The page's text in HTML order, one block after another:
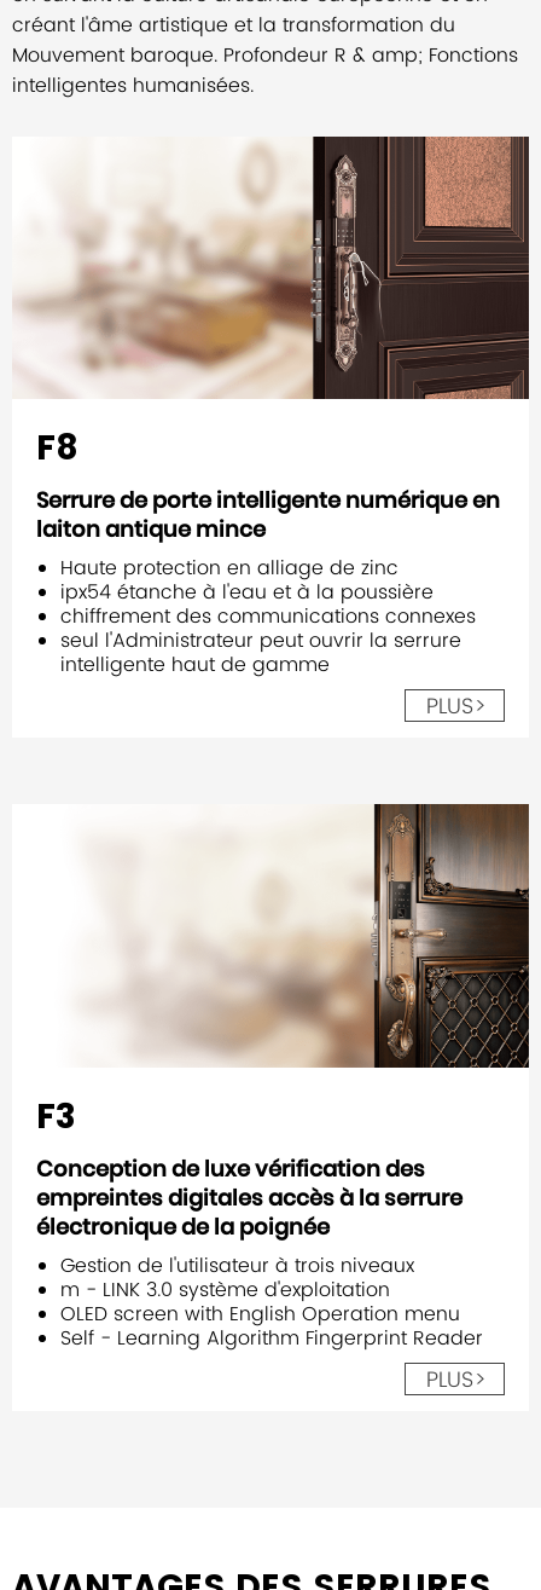
créant l'âme artistique et la transformation du
Mouvement baroque. Profondeur R & amp; Fonctions
intelligentes humanisées.
F8
Serrure de porte intelligente numérique en
laiton antique mince
Haute protection en alliage de zinc
ipx54 étanche à l'eau et à la poussière
chiffrement des communications connexes
seul l'Administrateur peut ouvrir la serrure
intelligente haut de gamme
PLUS>
F3
Conception de luxe vérification des
empreintes digitales accès à la serrure
électronique de la poignée
Gestion de l'utilisateur à trois niveaux
m - LINK 3.0 système d'exploitation
OLED screen with English Operation menu
Self - Learning Algorithm Fingerprint Reader
PLUS>